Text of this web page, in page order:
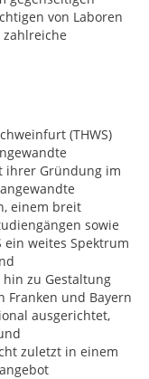
von Laboren
(THWS)
ihrer Gründung im
einem breit
sowie
ein weites Spektrum
hin zu Gestaltung
Franken und Bayern
ausgerichtet,
zuletzt in einem